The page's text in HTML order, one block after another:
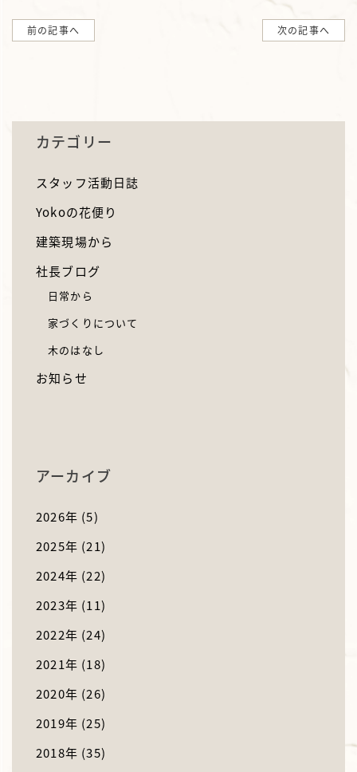
前の記事へ 次の記事へ
カテゴリー
スタッフ活動日誌
Yokoの花便り
建築現場から
社長ブログ
日常から
家づくりについて
木のはなし
お知らせ
アーカイブ
2026年 (5)
2025年 (21)
2024年 (22)
2023年 (11)
2022年 (24)
2021年 (18)
2020年 (26)
2019年 (25)
2018年 (35)